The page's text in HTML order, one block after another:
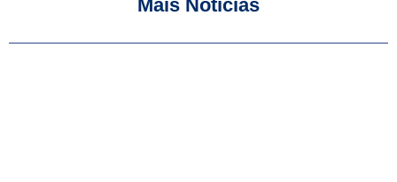
Mais Notícias